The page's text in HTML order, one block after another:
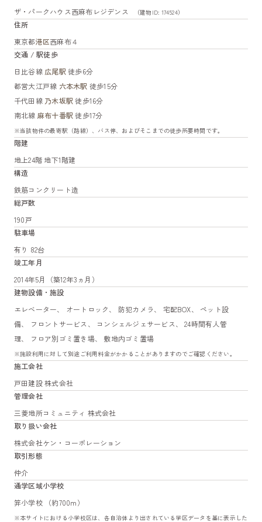
ザ・パークハウス西麻布レジデンス
（建物ID: 174524）
住所
東京都港区西麻布４
交通 / 駅徒歩
日比谷線 広尾駅 徒歩6分
都営大江戸線 六本木駅 徒歩15分
千代田線 乃木坂駅 徒歩16分
南北線 麻布十番駅 徒歩17分
※当該物件の最寄駅（路線）、バス停、およびそこまでの徒歩所要時間です。
階建
地上24階 地下1階建
構造
鉄筋コンクリート造
総戸数
190戸
駐車場
有り 82台
竣工年月
2014年5月（築12年3ヵ月）
建物設備・施設
エレベーター、 オートロック、 防犯カメラ、 宅配BOX、 ペット設
備、 フロントサービス、 コンシェルジェサービス、 24時間有人管
理、 フロア別ゴミ置き場、 敷地内ゴミ置場
※施設利用に対して別途ご利用料金がかかることがありますのでご確認ください。
施工会社
戸田建設 株式会社
管理会社
三菱地所コミュニティ 株式会社
取り扱い会社
株式会社ケン・コーポレーション
取引形態
仲介
通学区域小学校
笄小学校 （約700m）
※本サイトにおける小学校区は、各自治体より出されている学区データを基に表示した